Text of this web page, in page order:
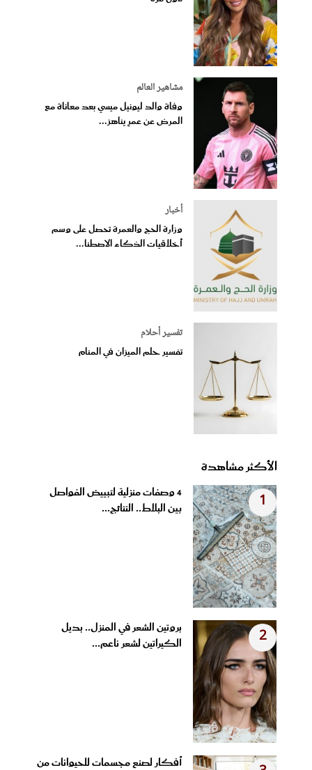
مشاهير العالم
وفاة والد ليونيل ميسي بعد معاناة مع
المرض عن عمرٍ يناهز...
أخبار
وزارة الحج والعمرة تحصل على وسم
أخلاقيات الذكاء الاصطنا...
تفسير أحلام
تفسير حلم الميزان في المنام
الأكثر مشاهدة
1
4 وصفات منزلية لتبييض الفواصل
بين البلاط.. النتائج...
2
بروتين الشعر في المنزل.. بديل
الكيراتين لشعر ناعم...
أفكار لصنع مجسمات للحيوانات من